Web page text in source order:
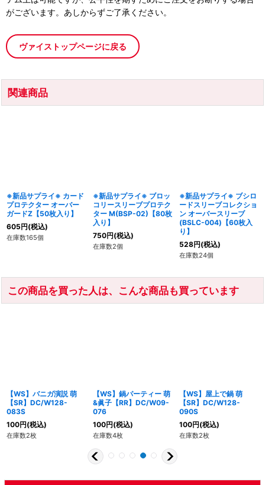
がございます。あしからずご了承ください。
ヴァイストップページに戻る
関連商品
※新品サプライ※ カード
プロテクター オーバー
ガードZ【50枚入り】
605円(税込)
在庫数165個
※新品サプライ※ ブロッ
コリースリーブプロテク
ター M(BSP-02)【80枚
入り】
750円(税込)
在庫数2個
※新品サプライ※ ブシロ
ードスリーブコレクショ
ン オーバースリーブ
(BSLC-004)【60枚入
り】
528円(税込)
在庫数24個
この商品を買った人は、こんな商品も買っています
【WS】バニガ演説 萌
【SR】DC/W128-
083S
100円(税込)
在庫数2枚
【WS】鍋パーティー 萌
&眞子【RR】DC/W09-
076
100円(税込)
在庫数4枚
【WS】屋上で鍋 萌
【SR】DC/W128-
090S
100円(税込)
在庫数2枚